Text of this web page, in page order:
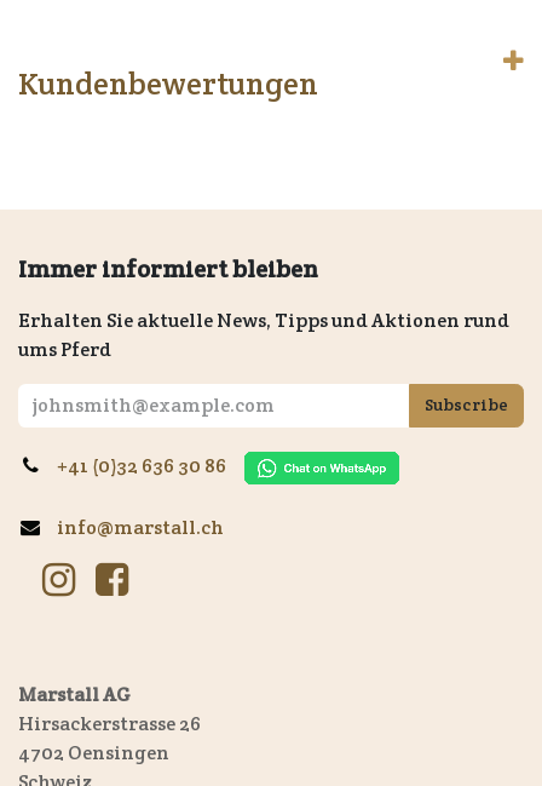
Kundenbewertungen
Immer informiert bleiben
Erhalten Sie aktuelle News, Tipps und Aktionen rund
ums Pferd
Subscribe
+41 (0)32 636 30 86
info@marstall.ch
Marstall AG
Hirsackerstrasse 26
4702 Oensingen